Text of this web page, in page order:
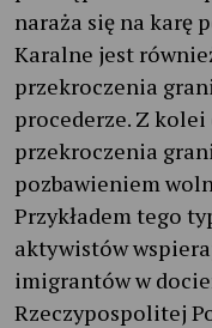
naraża się na karę
Karalne jest
przekroczenia
procederze. Z
przekroczenia
pozbawieniem
Przykładem tego
aktywistów
imigrantów w
Rzeczypospolitej